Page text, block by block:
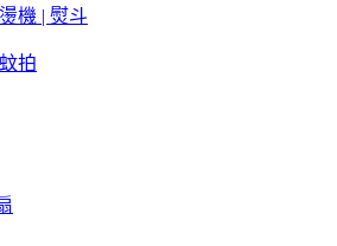
機 | 熨斗
拍